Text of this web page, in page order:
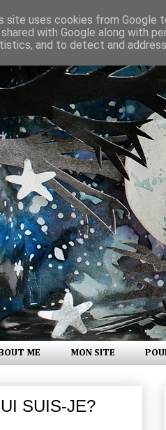
ME MON SITE
SUIS-JE?
site uses cookies from Google
with Google along with
and to detect and